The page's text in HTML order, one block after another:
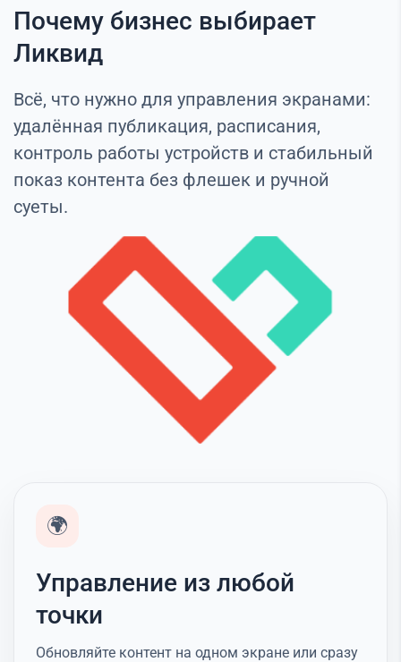
Почему бизнес выбирает
Ликвид
Всё, что нужно для управления экранами:
удалённая публикация, расписания,
контроль работы устройств и стабильный
показ контента без флешек и ручной
суеты.
🌍
Управление из любой
точки
Обновляйте контент на одном экране или сразу